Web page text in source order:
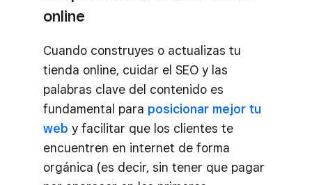
online
Cuando construyes o actualizas tu
tienda online, cuidar el SEO y las
palabras clave del contenido es
fundamental para posicionar mejor tu
web y facilitar que los clientes te
encuentren en internet de forma
orgánica (es decir, sin tener que pagar